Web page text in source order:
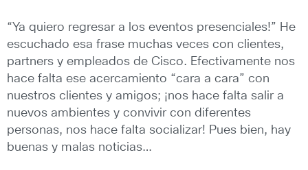
“Ya quiero regresar a los eventos presenciales!” He
escuchado esa frase muchas veces con clientes,
partners y empleados de Cisco. Efectivamente nos
hace falta ese acercamiento “cara a cara” con
nuestros clientes y amigos; ¡nos hace falta salir a
nuevos ambientes y convivir con diferentes
personas, nos hace falta socializar! Pues bien, hay
buenas y malas noticias…